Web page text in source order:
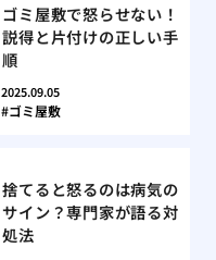
ゴミ屋敷で怒らせない！
説得と片付けの正しい手
順
2025.09.05
ゴミ屋敷
捨てると怒るのは病気の
サイン？専門家が語る対
処法